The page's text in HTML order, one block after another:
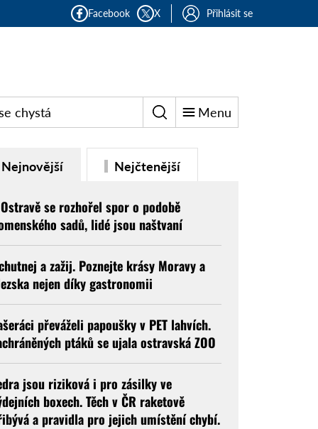
Facebook X Přihlásit se
chystá Menu
Nejnovější Nejčtenější
se rozhořel spor o podobě
sadů, lidé jsou naštvaní
a zažij. Poznejte krásy Moravy a
nejen díky gastronomii
převáželi papoušky v PET lahvích.
ptáků se ujala ostravská ZOO
jsou riziková i pro zásilky ve
boxech. Těch v ČR raketově
a pravidla pro jejich umístění chybí.